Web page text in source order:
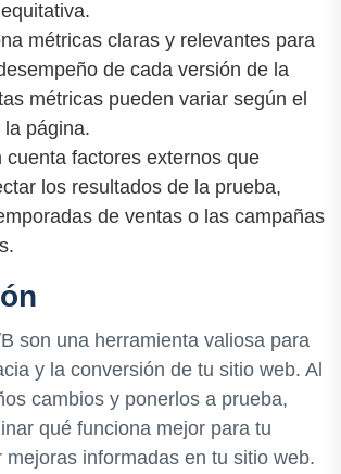
métricas claras y relevantes para
de cada versión de la
métricas pueden variar según el
página.
cuenta factores externos que
los resultados de la prueba,
de ventas o las campañas
son una herramienta valiosa para
y la conversión de tu sitio web. Al
cambios y ponerlos a prueba,
qué funciona mejor para tu
mejoras informadas en tu sitio web.